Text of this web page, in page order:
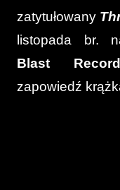
zatytułowany
listopada br.
Blast
zapowiedź